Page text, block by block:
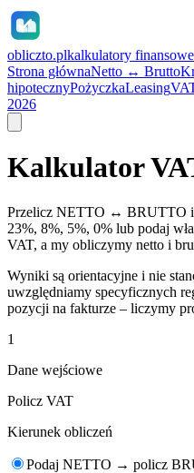
obliczto.plkalkulatory finansowe
Strona głównaNetto ↔ Brutto
hipotecznyPożyczkaLeasing
2026
Kalkulator
Przelicz NETTO ↔ BRUTTO i
23%, 8%, 5%, 0% lub podaj
VAT, a my obliczymy netto i
Wyniki są orientacyjne i nie
uwzględniamy specyficznych
pozycji na fakturze – liczymy
1
Dane wejściowe
Policz VAT
Kierunek obliczeń
Podaj NETTO → policz